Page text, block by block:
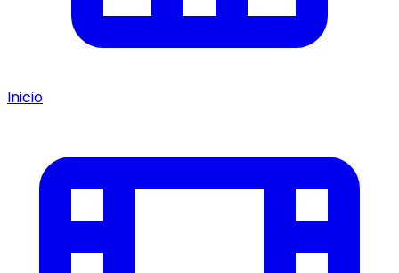
Inicio